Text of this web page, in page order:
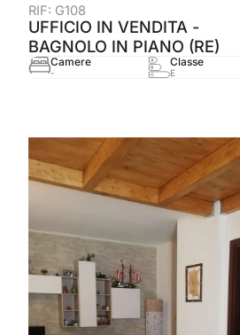
RIF: G108
UFFICIO IN VENDITA -
BAGNOLO IN PIANO (RE)
Camere
-
Classe
E